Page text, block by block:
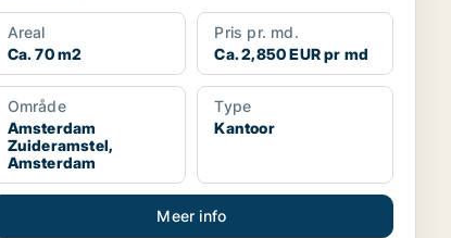
Areal
Ca. 70 m2
Pris pr. md.
Ca. 2,850 EUR pr md
Område
Amsterdam
Zuideramstel,
Amsterdam
Type
Kantoor
Meer info